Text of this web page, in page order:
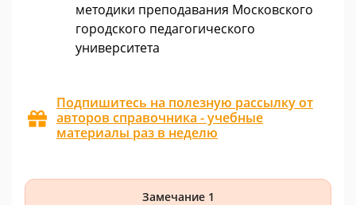
методики преподавания Московского
городского педагогического
университета
Подпишитесь на полезную рассылку от
авторов справочника - учебные
материалы раз в неделю
Замечание 1